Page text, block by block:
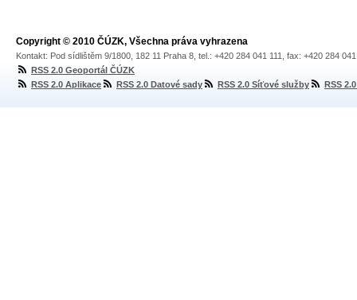
Copyright © 2010 ČÚZK, Všechna práva vyhrazena
Kontakt: Pod sídlištěm 9/1800, 182 11 Praha 8, tel.: +420 284 041 111, fax: +420 284
RSS 2.0 Geoportál ČÚZK
RSS 2.0 Aplikace
RSS 2.0 Datové sady RSS 2.0 Síťové služby RSS